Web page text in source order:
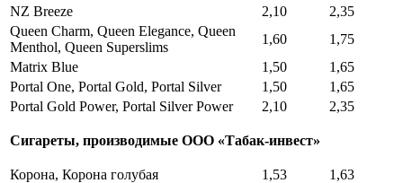
NZ Breeze
2,10
2,35
Queen Charm, Queen Elegance, Queen
Menthol, Queen Superslims
1,60
1,75
Matrix Blue
1,50
1,65
Portal One, Portal Gold, Portal Silver
1,50
1,65
Portal Gold Power, Portal Silver Power
2,10 2,35
Сигареты, производимые ООО «Табак-инвест»
Корона, Корона голубая 1,53
1,63